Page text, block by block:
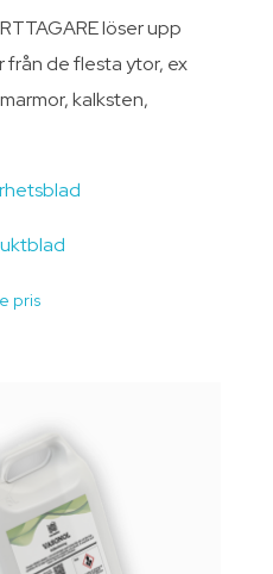
löser upp
från de flesta ytor, ex
kalksten,
pris